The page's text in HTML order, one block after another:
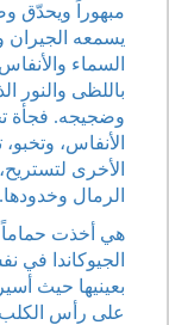
مبهوراً ويحدّق
يسمعه الجيران
السماء
باللظى والنور
وضجيجه. فجأة
الأنفاس،
الأخرى
الرمال وخدودها.
هي أخذت حماماً
الجيوكاندا في
بعينيها حيث
على رأس الكلب